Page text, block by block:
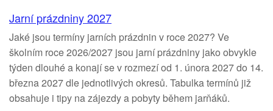
Jarní prázdniny 2027
Jaké jsou termíny jarních prázdnin v roce 2027? Ve
školním roce 2026/2027 jsou jarní prázdniny jako obvykle
týden dlouhé a konají se v rozmezí od 1. února 2027 do 14.
března 2027 dle jednotlivých okresů. Tabulka termínů již
obsahuje i tipy na zájezdy a pobyty během jarňáků.